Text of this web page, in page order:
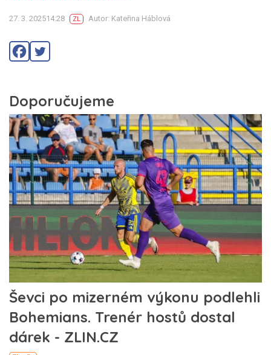
27. 3. 202514:28 ZL Autor: Kateřina Háblová